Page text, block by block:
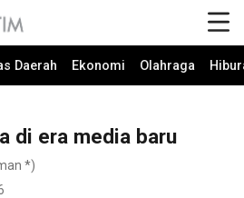
Daerah Ekonomi Olahraga
di era media baru
*)